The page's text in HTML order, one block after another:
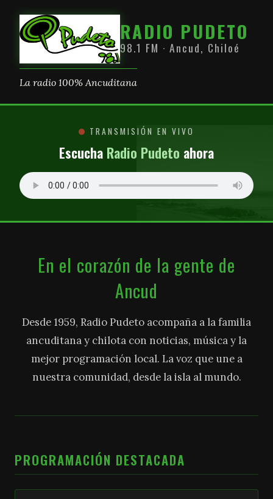
RADIO PUDETO
98.1 FM · Ancud, Chiloé
La radio 100% Ancuditana
TRANSMISIÓN EN VIVO
Escucha Radio Pudeto ahora
En el corazón de la gente de
Ancud
Desde 1959, Radio Pudeto acompaña a la familia
ancuditana y chilota con noticias, música y la
mejor programación local. La voz que une a
nuestra comunidad, desde la isla al mundo.
PROGRAMACIÓN DESTACADA